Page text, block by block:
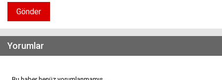
Gönder
Yorumlar